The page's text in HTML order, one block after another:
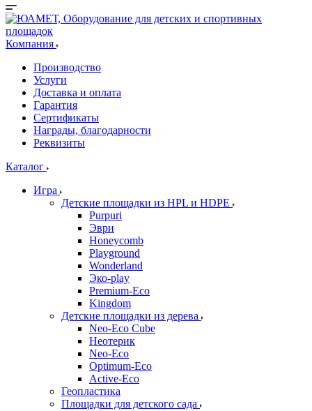
Компания
Производство
Услуги
Доставка и оплата
Гарантия
Сертификаты
Награды, благодарности
Реквизиты
Каталог
Игра
Детские площадки из HPL и HDPE
Purpuri
Эври
Honeycomb
Playground
Wonderland
Эко-play
Premium-Eco
Kingdom
Детские площадки из дерева
Neo-Eco Cube
Неотерик
Neo-Eco
Оptimum-Еco
Active-Eco
Геопластика
Площадки для детского сада